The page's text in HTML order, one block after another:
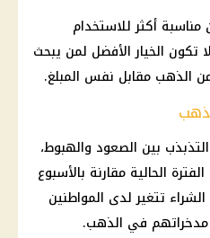
أكثر للاستخدام
تكون الخيار الأفضل لمن يبحث
الذهب مقابل نفس المبلغ.
بين الصعود والهبوط،
الحالية مقارنة بالأسبوع
تتغير لدى المواطنين
في الذهب.